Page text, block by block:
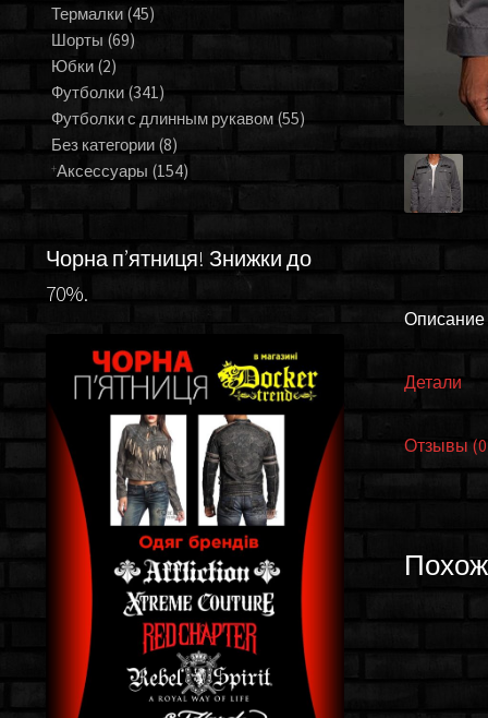
Описание
Детали
Отзывы
Термалки (45)
Шорты (69)
Юбки (2)
Футболки (341)
Футболки с длинным рукавом (55)
Без категории (8)
Аксессуары (154)
Чорна п’ятниця! Знижки до
70%.